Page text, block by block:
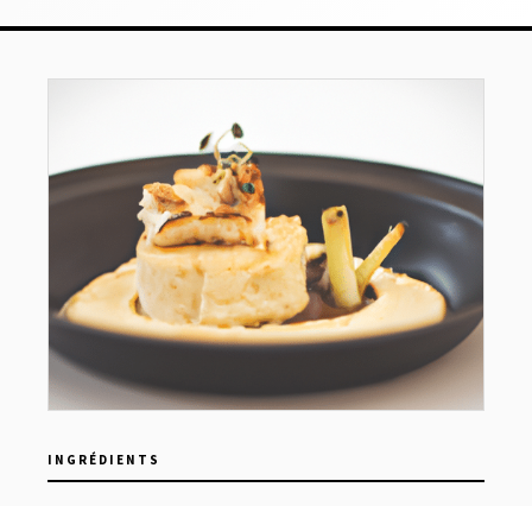
INGRÉDIENTS